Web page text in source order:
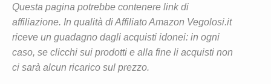
Questa pagina potrebbe contenere link di
affiliazione. In qualità di Affiliato Amazon Vegolosi.it
riceve un guadagno dagli acquisti idonei: in ogni
caso, se clicchi sui prodotti e alla fine li acquisti non
ci sarà alcun ricarico sul prezzo.